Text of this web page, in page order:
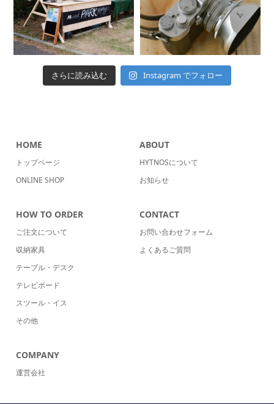
さらに読み込む Instagram でフォロー
HOME
トップページ
ONLINE SHOP
ABOUT
HYTNOSについて
お知らせ
HOW TO ORDER
ご注文について
収納家具
テーブル・デスク
テレビボード
スツール・イス
その他
CONTACT
お問い合わせフォーム
よくあるご質問
COMPANY
運営会社